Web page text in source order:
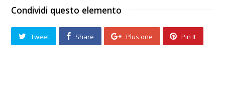
Condividi questo elemento
Tweet Share Plus one Pin It